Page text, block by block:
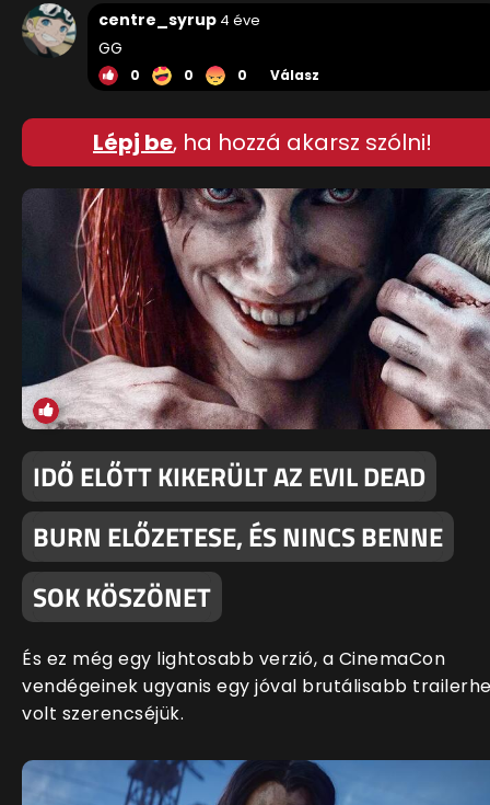
centre_syrup 4 éve
GG
0 0 0 Válasz
Lépj be, ha hozzá akarsz szólni!
IDŐ ELŐTT KIKERÜLT AZ EVIL DEAD
BURN ELŐZETESE, ÉS NINCS BENNE
SOK KÖSZÖNET
És ez még egy lightosabb verzió, a CinemaCon
vendégeinek ugyanis egy jóval brutálisabb
volt szerencséjük.